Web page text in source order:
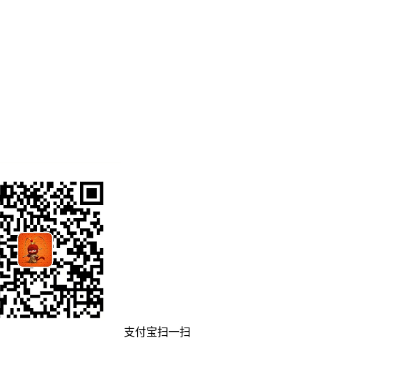
支付宝扫一扫